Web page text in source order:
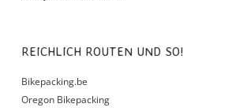
REICHLICH ROUTEN UND SO!
Bikepacking.be
Oregon Bikepacking